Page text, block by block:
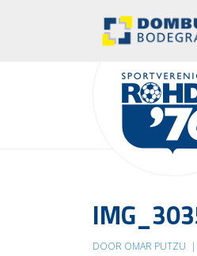
DOOR OMAR PUTZU |